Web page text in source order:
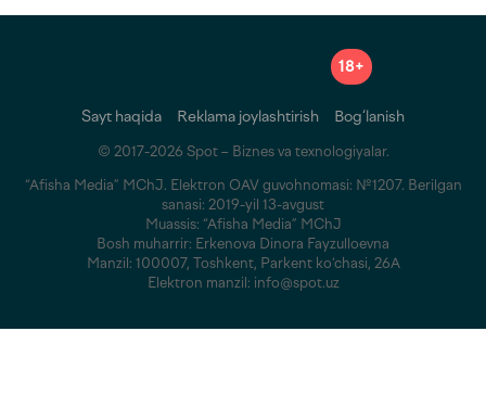
18+
Sayt haqida Reklama joylashtirish Bog‘lanish
© 2017-2026 Spot – Biznes va texnologiyalar.
“Afisha Media” MChJ. Elektron OAV guvohnomasi: №1207. Berilgan
sanasi: 2019-yil 13-avgust
Muassis: “Afisha Media” MChJ
Bosh muharrir: Erkenova Dinora Fayzulloevna
Manzil: 100007, Toshkent, Parkent ko‘chasi, 26A
Elektron manzil: info@spot.uz